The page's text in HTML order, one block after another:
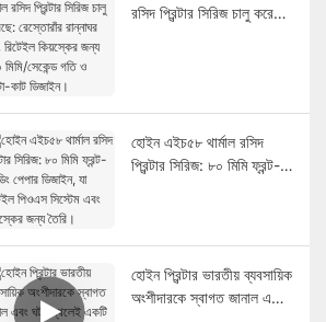
রসিদ প্রিন্টার সিরিজ চালু করেছে:
হোইন এইচ৫৮ থার্মাল রসিদ
প্রিন্টার সিরিজ: ৮০ মিমি ফ্রন্ট-
হোইন প্রিন্টার ভারতীয় ব্যবসায়িক
অংশীদারকে স্বাগত জানাল এবং